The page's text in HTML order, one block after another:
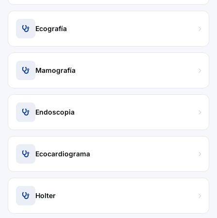
Ecografía
Mamografía
Endoscopia
Ecocardiograma
Holter